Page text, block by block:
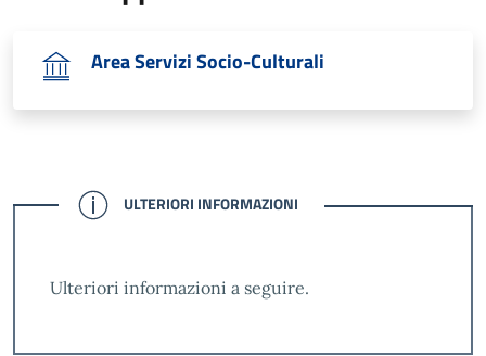
Area Servizi Socio-Culturali
CONFERMATO
ULTERIORI INFORMAZIONI
Ulteriori informazioni a seguire.